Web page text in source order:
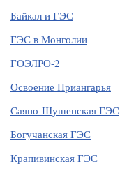
Байкал и ГЭС
ГЭС в Монголии
ГОЭЛРО-2
Освоение Приангарья
Саяно-Шушенская ГЭС
Богучанская ГЭС
Крапивинская ГЭС